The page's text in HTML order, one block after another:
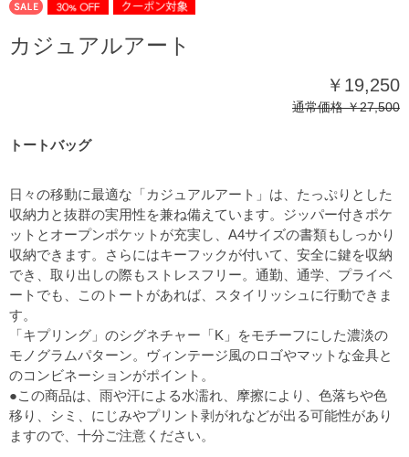
カジュアルアート
トートバッグ
￥19,250
通常価格￥27,500
日々の移動に最適な「カジュアルアート」は、たっぷりとした
収納力と抜群の実用性を兼ね備えています。ジッパー付きポケ
ットとオープンポケットが充実し、A4サイズの書類もしっかり
収納できます。さらにはキーフックが付いて、安全に鍵を収納
でき、取り出しの際もストレスフリー。通勤、通学、プライベ
ートでも、このトートがあれば、スタイリッシュに行動できま
す。
「キプリング」のシグネチャー「K」をモチーフにした濃淡の
モノグラムパターン。ヴィンテージ風のロゴやマットな金具と
のコンビネーションがポイント。
●この商品は、雨や汗による水濡れ、摩擦により、色落ちや色
移り、シミ、にじみやプリント剥がれなどが出る可能性があり
ますので、十分ご注意ください。